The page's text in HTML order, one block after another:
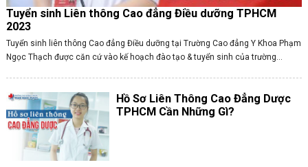
Tuyển sinh Liên thông Cao đẳng Điều dưỡng TPHCM
2023
Tuyển sinh liên thông Cao đẳng Điều dưỡng tại Trường Cao đẳng Y Khoa Phạm
Ngọc Thạch được căn cứ vào kế hoạch đào tạo & tuyển sinh của trường...
Hồ Sơ Liên Thông Cao Đẳng Dược
TPHCM Cần Những Gì?